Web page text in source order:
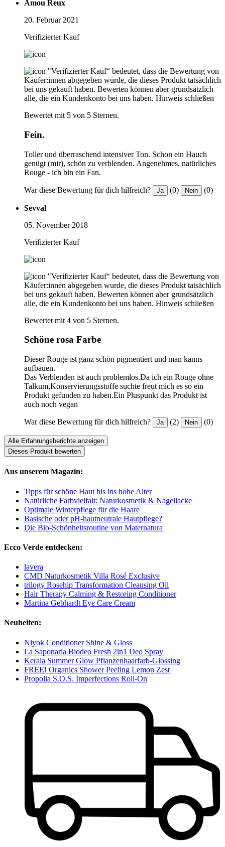
Amou Reux
20. Februar 2021
Verifizierter Kauf
"Verifizierter Kauf“ bedeutet, dass die Bewertung von
Käufer:innen abgegeben wurde, die dieses Produkt tatsächlich
bei uns gekauft haben. Bewerten können aber grundsätzlich
alle, die ein Kundenkonto bei uns haben. Hinweis schließen
Bewertet mit 5 von 5 Sternen.
Fein.
Toller und überraschend intensiver Ton. Schon ein Hauch
genügt (mir), schön zu verblenden. Angenehmes, natürliches
Rouge - ich bin ein Fan.
War diese Bewertung für dich hilfreich? Ja (0) Nein (0)
Sevval
05. November 2018
Verifizierter Kauf
"Verifizierter Kauf“ bedeutet, dass die Bewertung von
Käufer:innen abgegeben wurde, die dieses Produkt tatsächlich
bei uns gekauft haben. Bewerten können aber grundsätzlich
alle, die ein Kundenkonto bei uns haben. Hinweis schließen
Bewertet mit 4 von 5 Sternen.
Schöne rosa Farbe
Dieser Rouge ist ganz schön pigmentiert und man kanns
aufbauen.
Das Verblenden ist auch problemlos.Da ich ein Rouge ohne
Talkum,Konservierungsstoffe suchte freut mich es so ein
Produkt gefunden zu haben.Ein Pluspunkt das Produkt ist
auch noch vegan
War diese Bewertung für dich hilfreich? Ja (2) Nein (0)
Alle Erfahrungsberichte anzeigen
Dieses Produkt bewerten
Aus unserem Magazin:
Tipps für schöne Haut bis ins hohe Alter
Natürliche Farbvielfalt: Naturkosmetik & Nagellacke
Optimale Winterpflege für die Haare
Basische oder pH-hautneutrale Hautpflege?
Die Bio-Schönheitsroutine von Maternatura
Ecco Verde entdecken:
lavera
CMD Naturkosmetik Villa Rosé Exclusive
trilogy Rosehip Transformation Cleansing Oil
Hair Therapy Calming & Restoring Conditioner
Martina Gebhardt Eye Care Cream
Neuheiten:
Niyok Conditioner Shine & Gloss
La Saponaria Biodeo Fresh 2in1 Deo Spray
Kerala Summer Glow Pflanzenhaarfarb-Glossing
FREE! Organics Shower Peeling Lemon Zest
Propolia S.O.S. Imperfections Roll-On